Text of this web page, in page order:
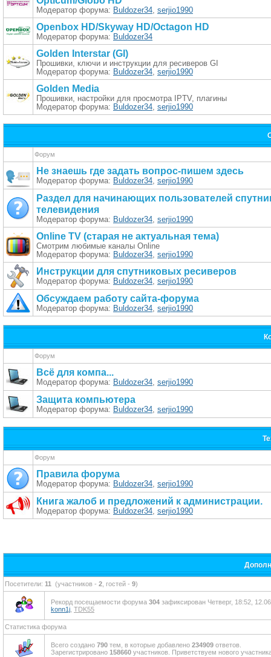
Модератор форума: Buldozer34, serjio1990
Openbox HD/Skyway HD/Octagon HD
Модератор форума: Buldozer34
Golden Interstar (GI)
Прошивки, ключи и инструкции для ресиверов GI
Модератор форума: Buldozer34, serjio1990
Golden Media
Прошивки, настройки для просмотра IPTV, плагины
Модератор форума: Buldozer34, serjio1990
Форум
Не знаешь где задать вопрос-пишем здесь
Модератор форума: Buldozer34, serjio1990
Раздел для начинающих пользователей
телевидения
Модератор форума: Buldozer34, serjio1990
Online TV (старая не актуальная тема)
Смотрим любимые каналы Online
Модератор форума: Buldozer34, serjio1990
Инструкции для спутниковых ресиверов
Модератор форума: Buldozer34, serjio1990
Обсуждаем работу сайта-форума
Модератор форума: Buldozer34, serjio1990
Форум
Всё для компa...
Модератор форума: Buldozer34, serjio1990
Защита компьютера
Модератор форума: Buldozer34, serjio1990
Форум
Правила форума
Модератор форума: Buldozer34, serjio1990
Книга жалоб и предложений к администрации.
Модератор форума: Buldozer34, serjio1990
Посетители: 11 (участников - 2 , гостей - 9)
Рекорд посещаемости форума 304 зафиксирован Четверг, 18:52,
konn1j TDK55
Статистика форума
Всего создано 790 тем, в которые добавлено 234909 ответов.
Зарегистрировано 158660 участников. Приветствуем нового